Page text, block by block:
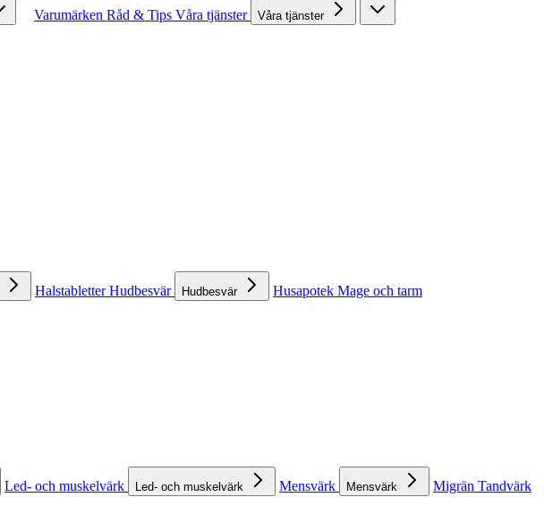
Varumärken Råd & Tips Våra tjänster Våra tjänster
HalstabletterHudbesvär Hudbesvär Husapotek Mage och tarm
Led- och muskelvärk Led- och muskelvärk Mensvärk Mensvärk Migrän Tandvärk